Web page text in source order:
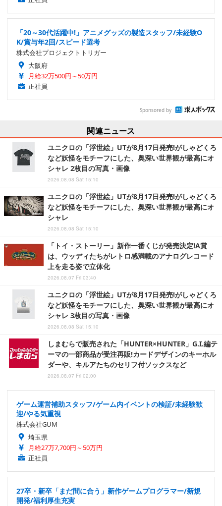
「20～30代活躍中!」アニメグッズの製造スタッフ/未経験O
K/賞与年2回/スピード選考
株式会社プロジェクトトリガー
大阪府
月給32万500円～50万円
正社員
Sponsored by
関連ニュース
ユニクロの「浮世絵」UTが8月17日発売!がしゃどくろ
など妖怪をモチーフにした、奥深い世界観が最高にオ
シャレ 2枚目の写真・画像
2026.08.08 Sat 15:10
ユニクロの「浮世絵」UTが8月17日発売!がしゃどくろ
など妖怪をモチーフにした、奥深い世界観が最高にオ
シャレ
2026.08.08 Sat 15:10
「トイ・ストーリー」新作一番くじが発売決定!A賞
は、ウッディたちがレトロ感満載のアナログレコード
上を走る姿で立体化
2026.08.07 Fri 03:40
ユニクロの「浮世絵」UTが8月17日発売!がしゃどくろ
など妖怪をモチーフにした、奥深い世界観が最高にオ
シャレ 3枚目の写真・画像
2026.08.08 Sat 15:10
しまむらで販売された「HUNTER×HUNTER」G.I.編テ
ーマの一部商品が受注再販!カードデザインのキーホル
ダーや、キルアたちのセリフ付ソックスなど
2026.08.07 Fri 02:00
ゲーム運営補助スタッフ/ゲーム内イベントの検証/未経験歓
迎/やる気重視
株式会社GUM
埼玉県
月給27万7,700円～50万円
正社員
27卒・新卒「まだ間に合う」新作ゲームプログラマー/新規
開発/福利厚生充実